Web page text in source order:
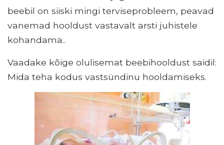
beebil on siiski mingi terviseprobleem, peavad
vanemad hooldust vastavalt arsti juhistele
kohandama..
Vaadake kõige olulisemat beebihooldust saidil:
Mida teha kodus vastsündinu hooldamiseks.